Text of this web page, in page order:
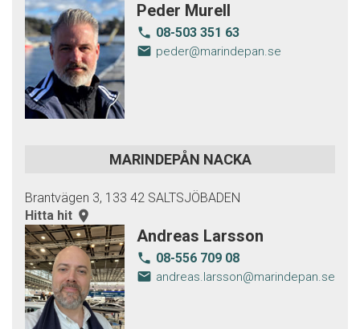
Peder Murell
local_phone 08-503 351 63
email peder@marindepan.se
MARINDEPÅN NACKA
Brantvägen 3, 133 42 SALTSJÖBADEN
Hitta hit room
Andreas Larsson
local_phone 08-556 709 08
email andreas.larsson@marindepan.se